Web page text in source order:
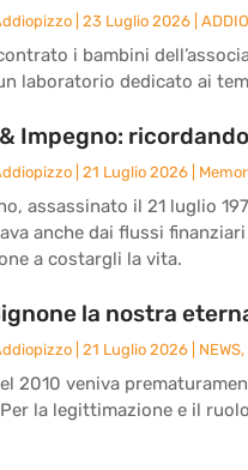
23 Luglio 2026
i bambini
laboratorio dedicato ai
Impegno:
21 Luglio 2026
assassinato il 21 luglio
anche dai flussi
a costargli la vita.
la nostra
21 Luglio 2026 NEWS,
2010 veniva
la legittimazione e il